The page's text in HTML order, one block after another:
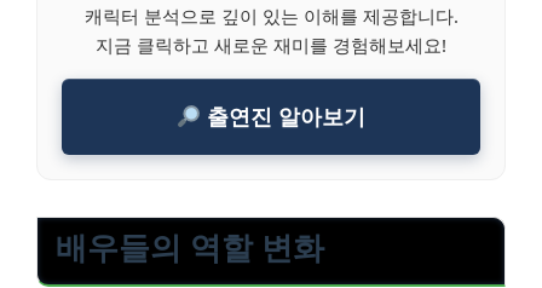
캐릭터 분석으로 깊이 있는 이해를 제공합니다.
지금 클릭하고 새로운 재미를 경험해보세요!
출연진 알아보기
배우들의 역할 변화